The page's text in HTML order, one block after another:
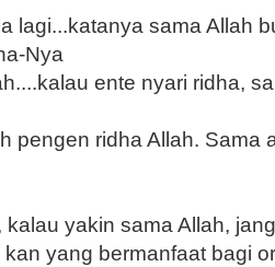
lagi...katanya sama Allah
Nya
ente nyari ridha,
pengen ridha Allah. Sama
kalau yakin sama Allah,
yang bermanfaat bagi